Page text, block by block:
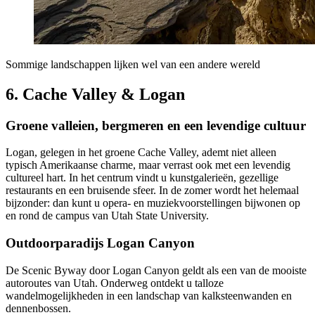
Sommige landschappen lijken wel van een andere wereld
6. Cache Valley & Logan
Groene valleien, bergmeren en een levendige cultuur
Logan, gelegen in het groene Cache Valley, ademt niet alleen
typisch Amerikaanse charme, maar verrast ook met een levendig
cultureel hart. In het centrum vindt u kunstgalerieën, gezellige
restaurants en een bruisende sfeer. In de zomer wordt het helemaal
bijzonder: dan kunt u opera- en muziekvoorstellingen bijwonen op
en rond de campus van Utah State University.
Outdoorparadijs Logan Canyon
De Scenic Byway door Logan Canyon geldt als een van de mooiste
autoroutes van Utah. Onderweg ontdekt u talloze
wandelmogelijkheden in een landschap van kalksteenwanden en
dennenbossen.